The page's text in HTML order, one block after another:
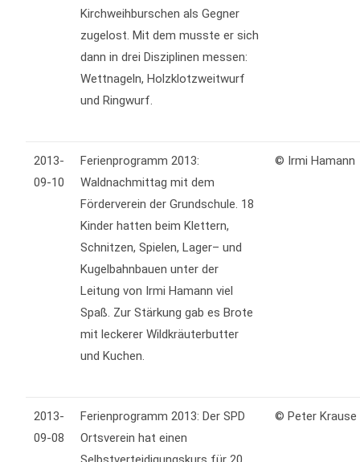
Kirchweihburschen als Gegner
zugelost. Mit dem musste er sich
dann in drei Disziplinen messen:
Wettnageln, Holzklotzweitwurf
und Ringwurf.
2013-
09-10
Ferienprogramm 2013:
Waldnachmittag mit dem
Förderverein der Grundschule. 18
Kinder hatten beim Klettern,
Schnitzen, Spielen, Lager– und
Kugelbahnbauen unter der
Leitung von Irmi Hamann viel
Spaß. Zur Stärkung gab es Brote
mit leckerer Wildkräuterbutter
und Kuchen.
© Irmi Hamann
2013-
09-08
Ferienprogramm 2013: Der SPD
Ortsverein hat einen
© Peter Krause